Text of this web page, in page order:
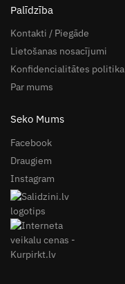
Palīdzība
Kontakti / Piegāde
Lietošanas nosacījumi
Konfidencialitātes politika
Par mums
Seko Mums
Facebook
Draugiem
Instagram